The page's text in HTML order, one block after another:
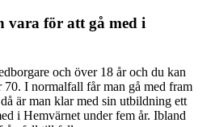
vara för att gå med i
och över 18 år och du kan
I normalfall får man gå med fram
är man klar med sin utbildning ett
i Hemvärnet under fem år. Ibland